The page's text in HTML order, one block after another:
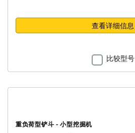
查看详细信息
比较型号
重负荷型铲斗 - 小型挖掘机